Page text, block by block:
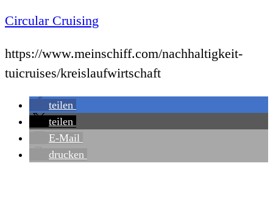
Circular Cruising
https://www.meinschiff.com/nachhaltigkeit-
tuicruises/kreislaufwirtschaft
teilen
teilen
E-Mail
drucken